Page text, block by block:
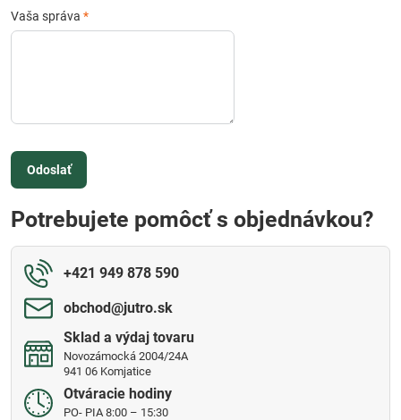
Vaša správa *
Odoslať
Potrebujete pomôcť s objednávkou?
+421 949 878 590
obchod​@jutro​.sk
Sklad a výdaj tovaru
Novozámocká 2004/24A
941 06 Komjatice
Otváracie hodiny
PO- PIA 8:00 – 15:30